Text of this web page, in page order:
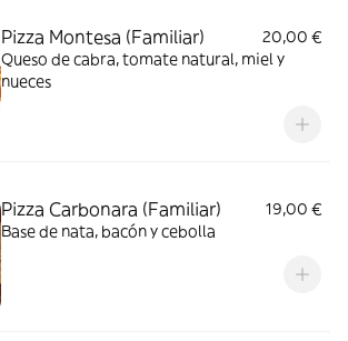
Pizza Montesa (Familiar)
20,00 €
Queso de cabra, tomate natural, miel y
nueces
Pizza Carbonara (Familiar)
19,00 €
Base de nata, bacón y cebolla